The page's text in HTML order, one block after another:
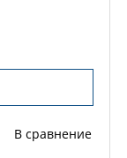
В сравнение